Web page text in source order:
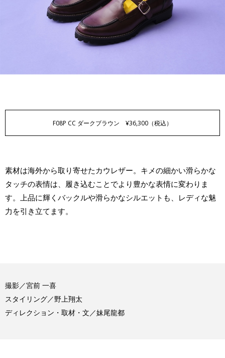
F08P CC ダークブラウン ¥36,300（税込）
素材は海外から取り寄せたカウレザー。キメの細かい滑らかな
タッチの表情は、履き込むことでより豊かな表情に変わりま
す。上品に輝くバックルや滑らかなシルエットも、レディな魅
力を引き立てます。
撮影／宮前 一喜
スタイリング／野上翔太
ディレクション・取材・文／妹尾龍都